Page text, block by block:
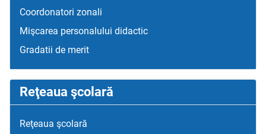
Coordonatori zonali
Mişcarea personalului didactic
Gradatii de merit
Reţeaua şcolară
Reţeaua şcolară